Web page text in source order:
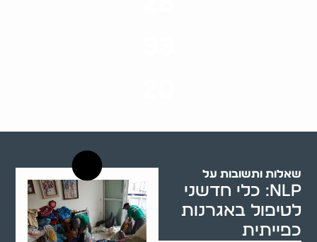
שאלות ותשובות על
NLP: כלי חדשני
לטיפול באגרנות
כפייתית